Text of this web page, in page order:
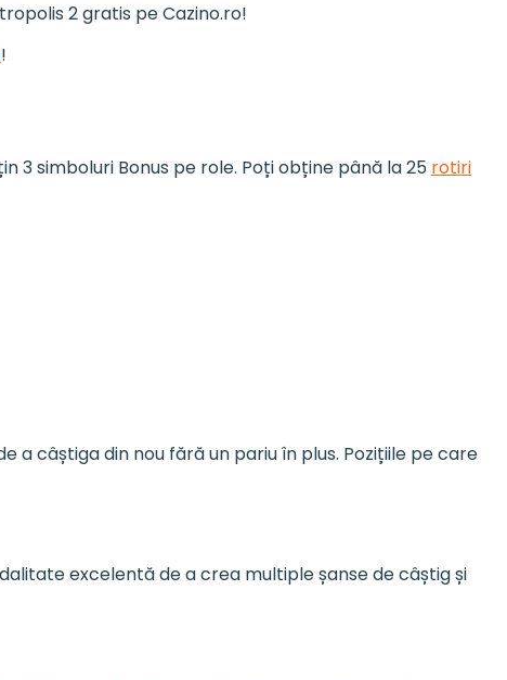
2 gratis pe Cazino.ro!
!
simboluri Bonus pe role. Poți obține până la 25 rotiri
câștiga din nou fără un pariu în plus. Pozițiile pe care
excelentă de a crea multiple șanse de câștig și